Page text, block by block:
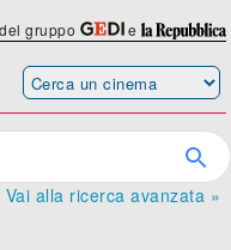
gruppo e
Vai alla ricerca avanzata »